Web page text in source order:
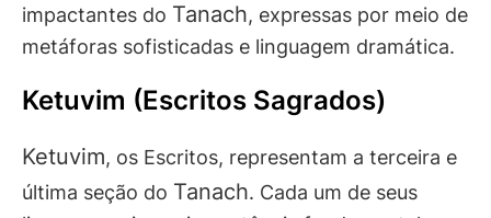
impactantes do Tanach, expressas por meio de
metáforas sofisticadas e linguagem dramática.
Ketuvim (Escritos Sagrados)
Ketuvim, os Escritos, representam a terceira e
última seção do Tanach. Cada um de seus